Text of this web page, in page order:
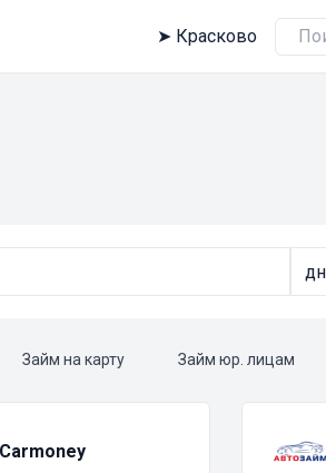
➤ Красково
Займ на карту Займ юр. лицам
Carmoney